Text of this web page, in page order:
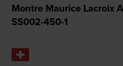
Montre Maurice Lacroix
SS002-450-1